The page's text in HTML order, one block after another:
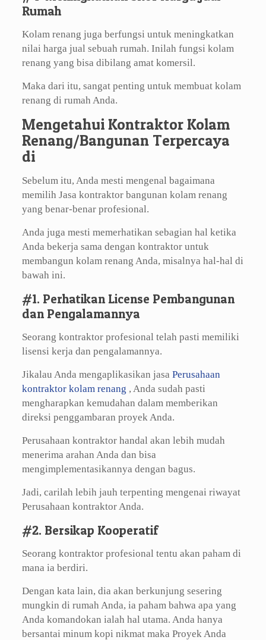
Rumah
Kolam renang juga berfungsi untuk meningkatkan
nilai harga jual sebuah rumah. Inilah fungsi kolam
renang yang bisa dibilang amat komersil.
Maka dari itu, sangat penting untuk membuat kolam
renang di rumah Anda.
Mengetahui Kontraktor Kolam
Renang/Bangunan Terpercaya
di
Sebelum itu, Anda mesti mengenal bagaimana
memilih Jasa kontraktor bangunan kolam renang
yang benar-benar profesional.
Anda juga mesti memerhatikan sebagian hal ketika
Anda bekerja sama dengan kontraktor untuk
membangun kolam renang Anda, misalnya hal-hal di
bawah ini.
#1. Perhatikan License Pembangunan
dan Pengalamannya
Seorang kontraktor profesional telah pasti memiliki
lisensi kerja dan pengalamannya.
Jikalau Anda mengaplikasikan jasa Perusahaan
kontraktor kolam renang , Anda sudah pasti
mengharapkan kemudahan dalam memberikan
direksi penggambaran proyek Anda.
Perusahaan kontraktor handal akan lebih mudah
menerima arahan Anda dan bisa
mengimplementasikannya dengan bagus.
Jadi, carilah lebih jauh terpenting mengenai riwayat
Perusahaan kontraktor Anda.
#2. Bersikap Kooperatif
Seorang kontraktor profesional tentu akan paham di
mana ia berdiri.
Dengan kata lain, dia akan berkunjung sesering
mungkin di rumah Anda, ia paham bahwa apa yang
Anda komandokan ialah hal utama. Anda hanya
bersantai minum kopi nikmat maka Proyek Anda